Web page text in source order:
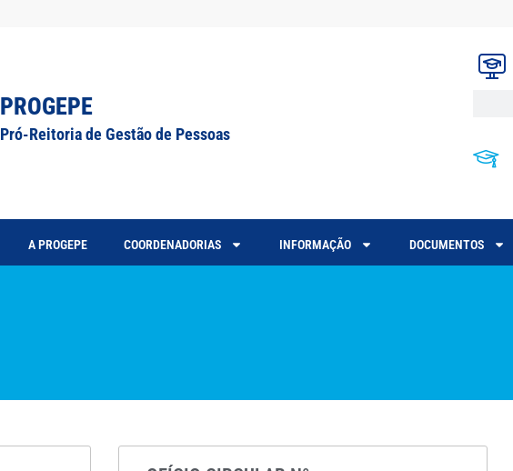
PROGEPE
Pró-Reitoria de Gestão de Pessoas
A PROGEPE COORDENADORIAS INFORMAÇÃO DOCUMENTOS